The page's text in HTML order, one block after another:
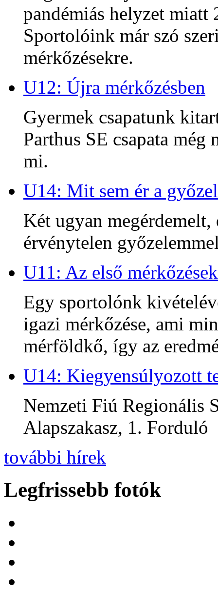
pandémiás helyzet
Sportolóink már szó
mérkőzésekre.
U12: Újra mérkőzésben
Gyermek csapatunk
Parthus SE csapata
mi.
U14: Mit sem ér a
Két ugyan
érvénytelen
U11: Az első mérkőzések
Egy sportolónk
igazi mérkőzése, ami
mérföldkő, így az
U14: Kiegyensúlyozott
Nemzeti Fiú Regionális
Alapszakasz, 1. Forduló
további hírek
Legfrissebb fotók